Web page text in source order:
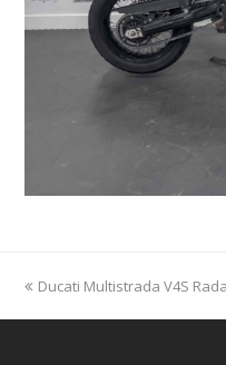
previous
Ducati Multistrada V4S